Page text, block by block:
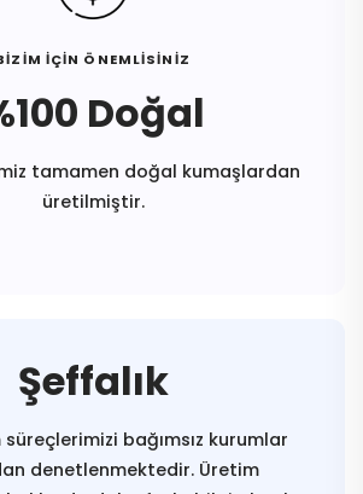
İÇİN ÖNEMLİSİNİZ
Doğal
tamamen doğal kumaşlardan
üretilmiştir.
Şeffalık
bağımsız kurumlar
denetlenmektedir. Üretim